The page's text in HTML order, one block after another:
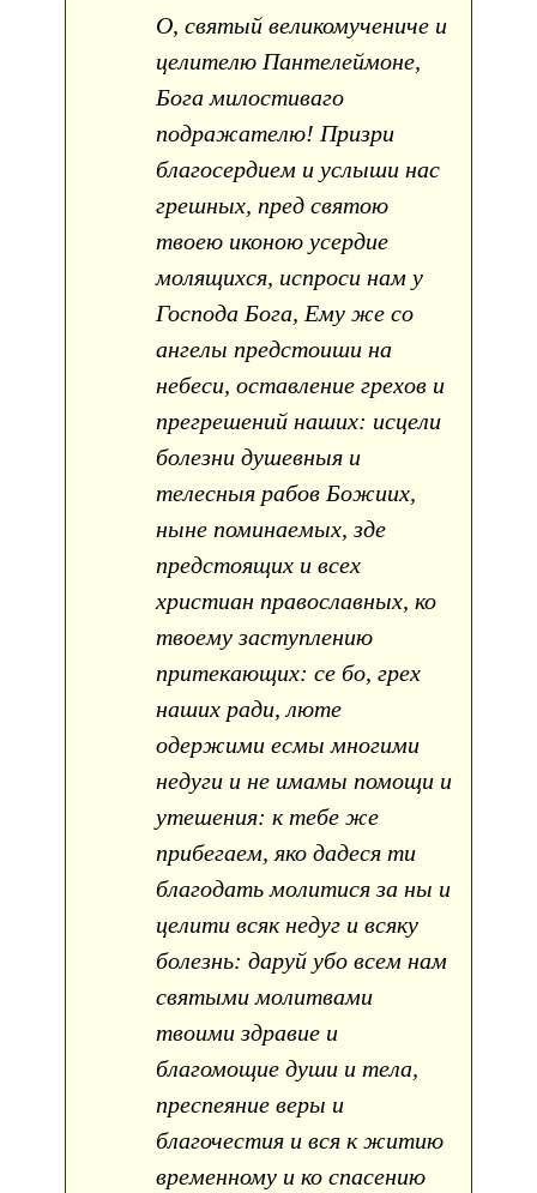
О, святый великомучениче и
целителю Пантелеймоне,
Бога милостиваго
подражателю! Призри
благосердием и услыши нас
грешных, пред святою
твоею иконою усердие
молящихся, испроси нам у
Господа Бога, Ему же со
ангелы предстоиши на
небеси, оставление грехов и
прегрешений наших: исцели
болезни душевныя и
телесныя рабов Божиих,
ныне поминаемых, зде
предстоящих и всех
христиан православных, ко
твоему заступлению
притекающих: се бо, грех
наших ради, люте
одержими есмы многими
недуги и не имамы помощи и
утешения: к тебе же
прибегаем, яко дадеся ти
благодать молитися за ны и
целити всяк недуг и всяку
болезнь: даруй убо всем нам
святыми молитвами
твоими здравие и
благомощие души и тела,
преспеяние веры и
благочестия и вся к житию
временному и ко спасению